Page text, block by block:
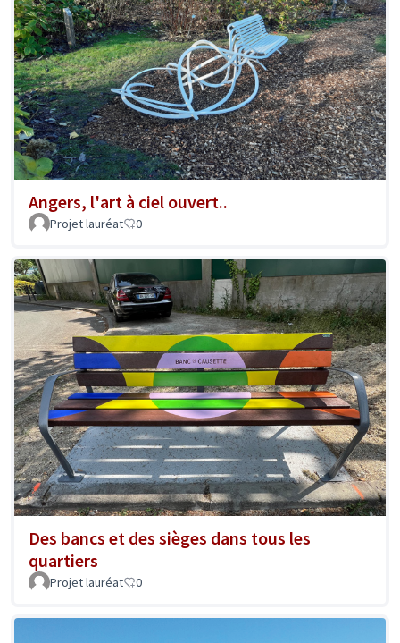
Angers, l'art à ciel ouvert..
Projet lauréat 0
Des bancs et des sièges dans tous les
quartiers
Projet lauréat 0